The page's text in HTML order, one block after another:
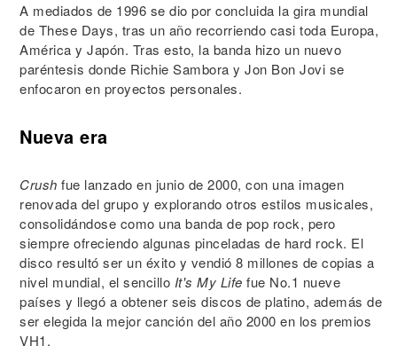
A mediados de 1996 se dio por concluida la gira mundial
de These Days, tras un año recorriendo casi toda Europa,
América y Japón. Tras esto, la banda hizo un nuevo
paréntesis donde Richie Sambora y Jon Bon Jovi se
enfocaron en proyectos personales.
Nueva era
Crush fue lanzado en junio de 2000, con una imagen
renovada del grupo y explorando otros estilos musicales,
consolidándose como una banda de pop rock, pero
siempre ofreciendo algunas pinceladas de hard rock. El
disco resultó ser un éxito y vendió 8 millones de copias a
nivel mundial, el sencillo It's My Life fue No.1 nueve
países y llegó a obtener seis discos de platino, además de
ser elegida la mejor canción del año 2000 en los premios
VH1.